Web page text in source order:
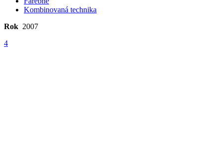
Kombinovaná technika
Rok 2007
4